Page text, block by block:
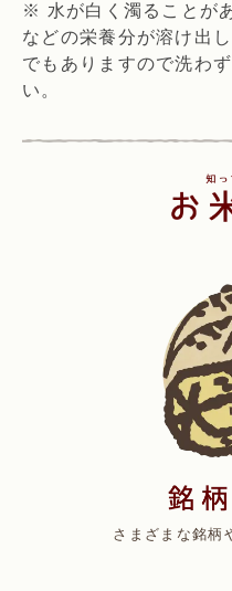
※ 水が白く濁ることが
などの栄養分が溶け出
でもありますので洗わ
い。
さまざまな銘柄